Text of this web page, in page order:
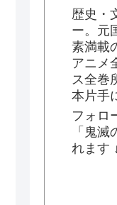
歴史・
ー。元
素満載
アニメ
ス全巻
本片手
フォロ
「鬼
れます